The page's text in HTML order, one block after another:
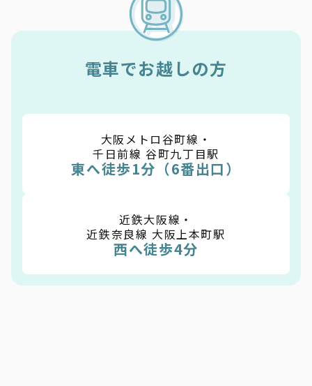
電車でお越しの方
大阪メトロ谷町線・
千日前線 谷町九丁目駅
東へ徒歩1分（6番出口）
近鉄大阪線・
近鉄奈良線 大阪上本町駅
西へ徒歩4分